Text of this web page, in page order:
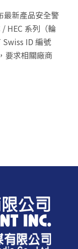
最新產品安全警
HEC 系列（輪
ID 編號
要求相關廠商